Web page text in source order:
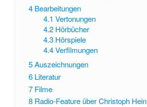
4 Bearbeitungen
4.1 Vertonungen
4.2 Hörbücher
4.3 Hörspiele
4.4 Verfilmungen
5Auszeichnungen
6 Literatur
7 Filme
8 Radio-Feature über Christoph Hein